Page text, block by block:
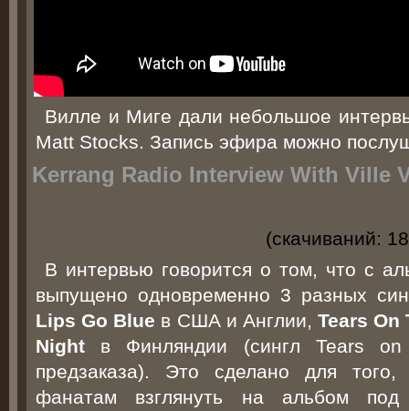
Вилле и Миге дали небольшое
Matt Stocks. Запись эфира можно
Kerrang Radio Interview With Ville
(cкачиваний:
В интервью говорится о том, что с
выпущено одновременно 3 разных
Lips Go Blue в США и Англии,Tears On
Night в Финляндии (сингл Tears
предзаказа). Это сделано для
фанатам взглянуть на альбом